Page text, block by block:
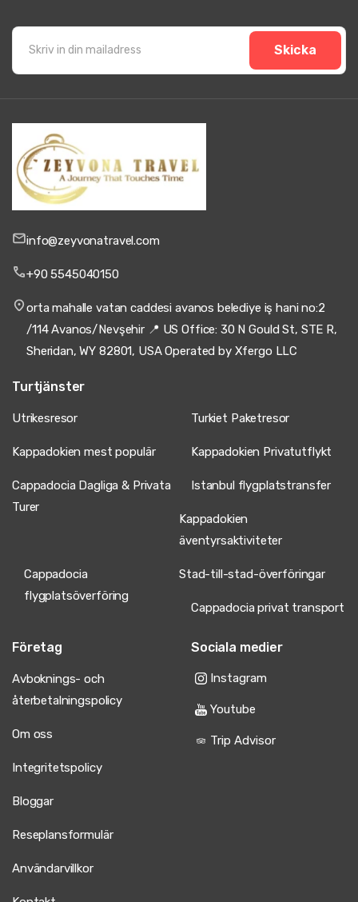
Skicka
info@zeyvonatravel.com
+90 5545040150
orta mahalle vatan caddesi avanos belediye iş hani no:2
/114 Avanos/Nevşehir 📍 US Office: 30 N Gould St, STE R,
Sheridan, WY 82801, USA Operated by Xfergo LLC
Turtjänster
Utrikesresor Turkiet Paketresor
Kappadokien mest populär Kappadokien Privatutflykt
Cappadocia Dagliga & Privata
Turer
Istanbul flygplatstransfer
Kappadokien
äventyrsaktiviteter
Cappadocia
flygplatsöverföring
Stad-till-stad-överföringar
Cappadocia privat transport
Företag
Avboknings- och
återbetalningspolicy
Om oss
Integritetspolicy
Bloggar
Reseplansformulär
Användarvillkor
Sociala medier
Instagram
Youtube
Trip Advisor